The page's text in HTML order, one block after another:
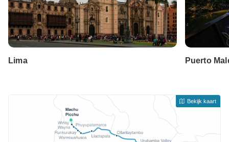
Lima Puerto
Bekijk kaart